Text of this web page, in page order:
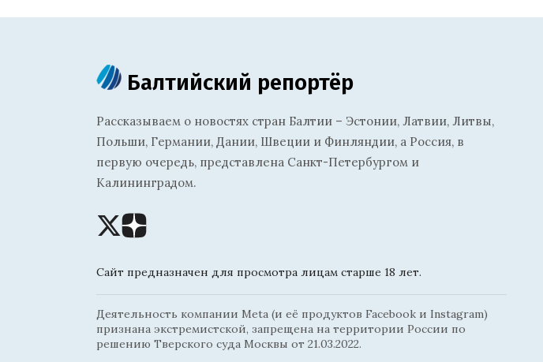
Балтийский репортёр
Рассказываем о новостях стран Балтии – Эстонии, Латвии, Литвы,
Польши, Германии, Дании, Швеции и Финляндии, а Россия, в
первую очередь, представлена Санкт-Петербургом и
Калининградом.
Сайт предназначен для просмотра лицам старше 18 лет.
Деятельность компании Meta (и её продуктов Facebook и Instagram)
признана экстремистской, запрещена на территории России по
решению Тверского суда Москвы от 21.03.2022.